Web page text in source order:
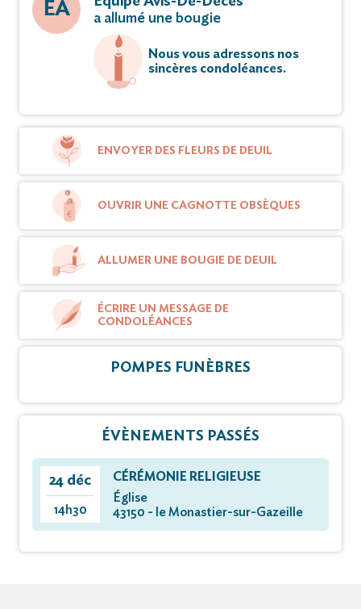
EA
a allumé une bougie
Nous vous adressons nos
sincères condoléances.
ENVOYER DES FLEURS DE DEUIL
OUVRIR UNE CAGNOTTE OBSÈQUES
ALLUMER UNE BOUGIE DE DEUIL
ÉCRIRE UN MESSAGE DE
CONDOLÉANCES
POMPES FUNÈBRES
ÉVÈNEMENTS PASSÉS
24 déc
14h30
CÉRÉMONIE RELIGIEUSE
Église
43150 - le Monastier-sur-Gazeille